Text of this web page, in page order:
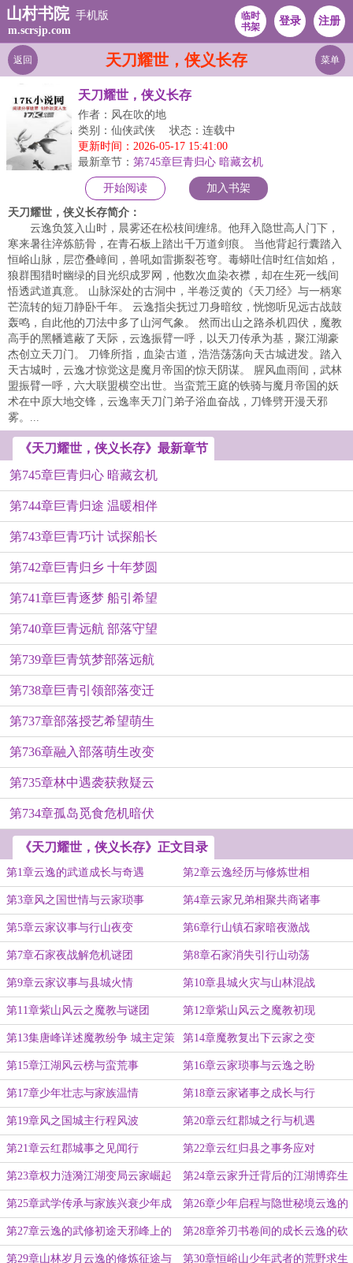
山村书院 手机版
m.scrsjp.com
临时
书架
登录 注册
天刀耀世，侠义长存
返回 菜单
天刀耀世，侠义长存
作者：风在吹的地
类别：仙侠武侠
状态：连载中
更新时间：2026-05-17 15:41:00
最新章节： 第745章巨青归心 暗藏玄机
开始阅读 加入书架
天刀耀世，侠义长存简介：
云逸负笈入山时，晨雾还在松枝间缠绵。他拜入隐世高人门下，
寒来暑往淬炼筋骨，在青石板上踏出千万道剑痕。 当他背起行囊踏入
恒峪山脉，层峦叠嶂间，兽吼如雷撕裂苍穹。毒蟒吐信时红信如焰，
狼群围猎时幽绿的目光织成罗网，他数次血染衣襟，却在生死一线间
悟透武道真意。 山脉深处的古洞中，半卷泛黄的《天刀经》与一柄寒
芒流转的短刀静卧千年。 云逸指尖抚过刀身暗纹，恍惚听见远古战鼓
轰鸣，自此他的刀法中多了山河气象。 然而出山之路杀机四伏，魔教
高手的黑幡遮蔽了天际，云逸振臂一呼，以天刀传承为基，聚江湖豪
杰创立天刀门。 刀锋所指，血染古道，浩浩荡荡向天古城进发。踏入
天古城时，云逸才惊觉这是魔月帝国的惊天阴谋。 腥风血雨间，武林
盟振臂一呼，六大联盟横空出世。当蛮荒王庭的铁骑与魔月帝国的妖
术在中原大地交锋，云逸率天刀门弟子浴血奋战，刀锋劈开漫天邪
雾。...
《天刀耀世，侠义长存》最新章节
第745章巨青归心 暗藏玄机
第744章巨青归途 温暖相伴
第743章巨青巧计 试探船长
第742章巨青归乡 十年梦圆
第741章巨青逐梦 船引希望
第740章巨青远航 部落守望
第739章巨青筑梦部落远航
第738章巨青引领部落变迁
第737章部落授艺希望萌生
第736章融入部落萌生改变
第735章林中遇袭获救疑云
第734章孤岛觅食危机暗伏
《天刀耀世，侠义长存》正文目录
第1章云逸的武道成长与奇遇 第2章云逸经历与修炼世相
第3章风之国世情与云家琐事 第4章云家兄弟相聚共商诸事
第5章云家议事与行山夜变 第6章行山镇石家暗夜激战
第7章石家夜战解危机谜团 第8章石家消失引行山动荡
第9章云家议事与县城火情 第10章县城火灾与山林混战
第11章紫山风云之魔教与谜团 第12章紫山风云之魔教初现
第13集唐峰详述魔教纷争 城主定策 第14章魔教复出下云家之变
第15章江湖风云榜与蛮荒事 第16章云家琐事与云逸之盼
第17章少年壮志与家族温情 第18章云家诸事之成长与行
第19章风之国城主行程风波 第20章云红郡城之行与机遇
第21章云红郡城事之见闻行 第22章云红归县之事务应对
第23章权力涟漪江湖变局云家崛起
引发风暴
第24章云家升迁背后的江湖博弈生
存之道
第25章武学传承与家族兴衰少年成
长之路
第26章少年启程与隐世秘境云逸的
武学启蒙
第27章云逸的武修初途天邪峰上的
磨炼成长
第28章斧刃书卷间的成长云逸的砍
柴试炼
第29章山林岁月云逸的修炼征途与 第30章恒峪山少年武者的荒野求生